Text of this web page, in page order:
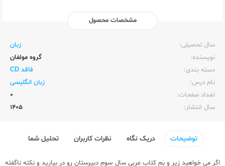
مشخصات محصول
سال تحصیلی:‌
زبان
نویسنده:‌
گروه مولفان
دسته بندی:
فاقد CD
نام درس:
زبان انگلیسی
تعداد صفحات:‌
0
سال انتشار:‌
1405
توضیحات دریک نگاه نظرات کاربران تحلیل شما
اگر می خواهید زیر و بم کتاب عربی سال سوم دبیرستان رو در بیارید و نکته ناگفته